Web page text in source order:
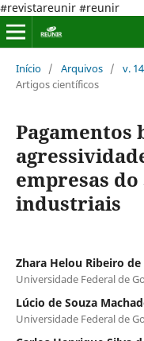
#revistareunir #reunir
Início / Arquivos / v.
Artigos científicos
Pagamentos
empresas
industriais
Zhara Helou Ribeiro de
Universidade Federal de
Lúcio de Souza
Universidade Federal de